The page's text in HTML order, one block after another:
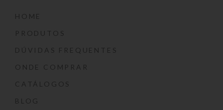
HOME
PRODUTOS
DÚVIDAS FREQUENTES
ONDE COMPRAR
CATÁLOGOS
BLOG